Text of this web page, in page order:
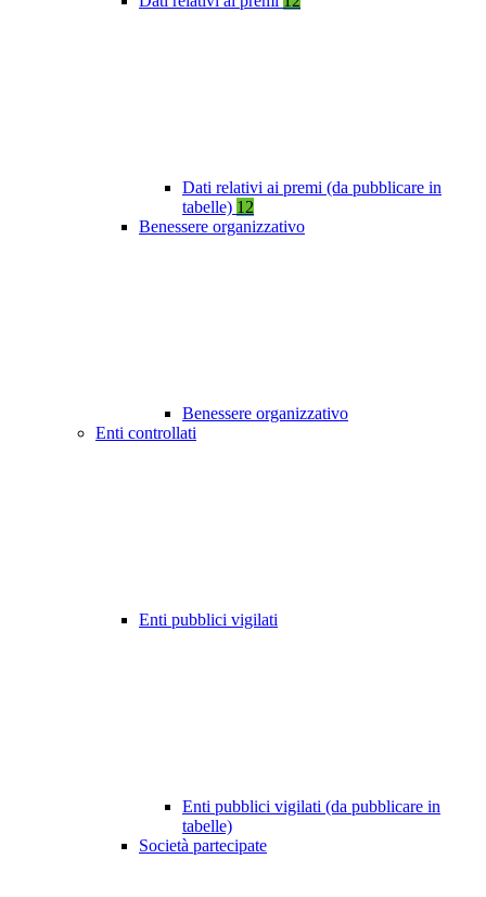
Dati relativi ai premi (da pubblicare in
tabelle) 12
Benessere organizzativo
Benessere organizzativo
Enti controllati
Enti pubblici vigilati
Enti pubblici vigilati (da pubblicare in
tabelle)
Società partecipate